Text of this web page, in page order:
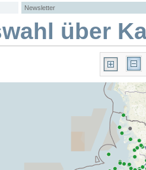
Newsletter
über